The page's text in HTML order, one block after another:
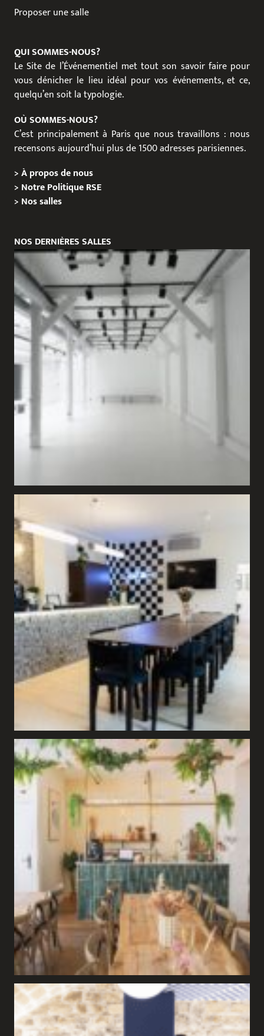
Proposer une salle
QUI SOMMES-NOUS?
Le Site de l’Événementiel met tout son savoir faire pour
vous dénicher le lieu idéal pour vos événements, et ce,
quelqu’en soit la typologie.
OÙ SOMMES-NOUS?
C’est principalement à Paris que nous travaillons : nous
recensons aujourd’hui plus de 1500 adresses parisiennes.
>À propos de nous
> Notre Politique RSE
> Nos salles
NOS DERNIÈRES SALLES